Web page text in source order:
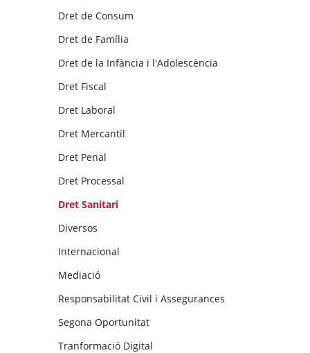
Dret de Consum
Dret de Família
Dret de la Infància i l'Adolescència
Dret Fiscal
Dret Laboral
Dret Mercantil
Dret Penal
Dret Processal
Dret Sanitari
Diversos
Internacional
Mediació
Responsabilitat Civil i Assegurances
Segona Oportunitat
Tranformació Digital